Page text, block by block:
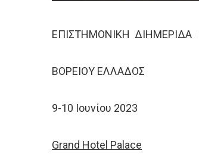
ΕΠΙΣΤΗΜΟΝΙΚΗ ΔΙΗΜΕΡΙΔΑ
ΒΟΡΕΙΟΥ ΕΛΛΑΔΟΣ
9-10 Ιουνίου 2023
Grand Hotel Palace